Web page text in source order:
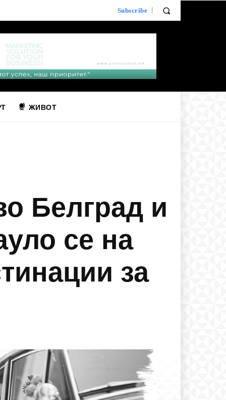
Subscribe
ЖИВОТ
Белград и
се на
за